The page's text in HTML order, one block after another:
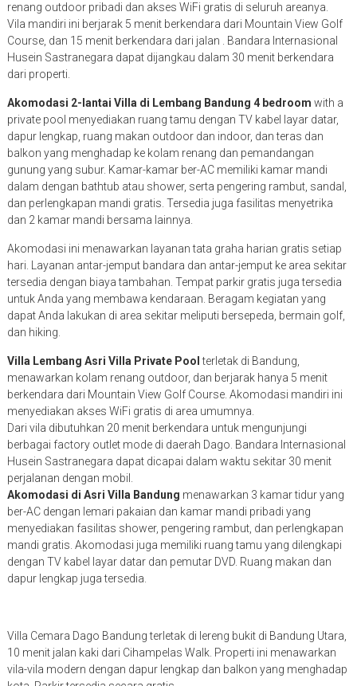
renang outdoor pribadi dan akses WiFi gratis di seluruh areanya.
Vila mandiri ini berjarak 5 menit berkendara dari Mountain View Golf
Course, dan 15 menit berkendara dari jalan . Bandara Internasional
Husein Sastranegara dapat dijangkau dalam 30 menit berkendara
dari properti.
Akomodasi 2-lantai Villa di Lembang Bandung 4 bedroom with a
private pool menyediakan ruang tamu dengan TV kabel layar datar,
dapur lengkap, ruang makan outdoor dan indoor, dan teras dan
balkon yang menghadap ke kolam renang dan pemandangan
gunung yang subur. Kamar-kamar ber-AC memiliki kamar mandi
dalam dengan bathtub atau shower, serta pengering rambut, sandal,
dan perlengkapan mandi gratis. Tersedia juga fasilitas menyetrika
dan 2 kamar mandi bersama lainnya.
Akomodasi ini menawarkan layanan tata graha harian gratis setiap
hari. Layanan antar-jemput bandara dan antar-jemput ke area sekitar
tersedia dengan biaya tambahan. Tempat parkir gratis juga tersedia
untuk Anda yang membawa kendaraan. Beragam kegiatan yang
dapat Anda lakukan di area sekitar meliputi bersepeda, bermain golf,
dan hiking.
Villa Lembang Asri Villa Private Pool terletak di Bandung,
menawarkan kolam renang outdoor, dan berjarak hanya 5 menit
berkendara dari Mountain View Golf Course. Akomodasi mandiri ini
menyediakan akses WiFi gratis di area umumnya.
Dari vila dibutuhkan 20 menit berkendara untuk mengunjungi
berbagai factory outlet mode di daerah Dago. Bandara Internasional
Husein Sastranegara dapat dicapai dalam waktu sekitar 30 menit
perjalanan dengan mobil.
Akomodasi di Asri Villa Bandung menawarkan 3 kamar tidur yang
ber-AC dengan lemari pakaian dan kamar mandi pribadi yang
menyediakan fasilitas shower, pengering rambut, dan perlengkapan
mandi gratis. Akomodasi juga memiliki ruang tamu yang dilengkapi
dengan TV kabel layar datar dan pemutar DVD. Ruang makan dan
dapur lengkap juga tersedia.
Villa Cemara Dago Bandung terletak di lereng bukit di Bandung Utara,
10 menit jalan kaki dari Cihampelas Walk. Properti ini menawarkan
vila-vila modern dengan dapur lengkap dan balkon yang menghadap